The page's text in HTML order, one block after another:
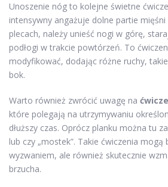
Unoszenie nóg to kolejne świetne
intensywny angażuje dolne partie mięśni
plecach, należy unieść nogi w górę,
podłogi w trakcie powtórzeń. To
modyfikować, dodając różne ruchy,
bok.
Warto również zwrócić uwagę na
które polegają na utrzymywaniu
dłuższy czas. Oprócz planku można tu
lub czy „mostek”. Takie ćwiczenia mogą
wyzwaniem, ale również skutecznie
brzucha.